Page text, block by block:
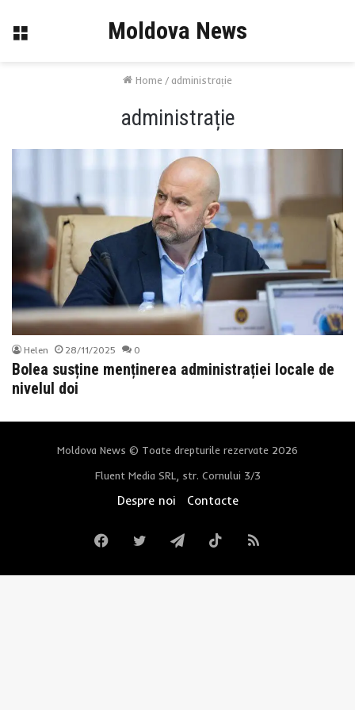
Menu Moldova News
Home /administrație
administrație
Helen 28/11/2025 0
Bolea susține menținerea administrației locale de
nivelul doi
Moldova News © Toate drepturile rezervate 2026
Fluent Media SRL, str. Cornului 3/3
Despre noi Contacte
FacebookTwitterTelegramTikTokRSS